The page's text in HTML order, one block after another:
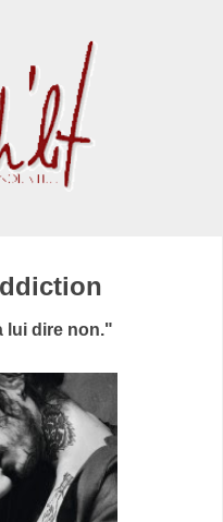
lui dire non."